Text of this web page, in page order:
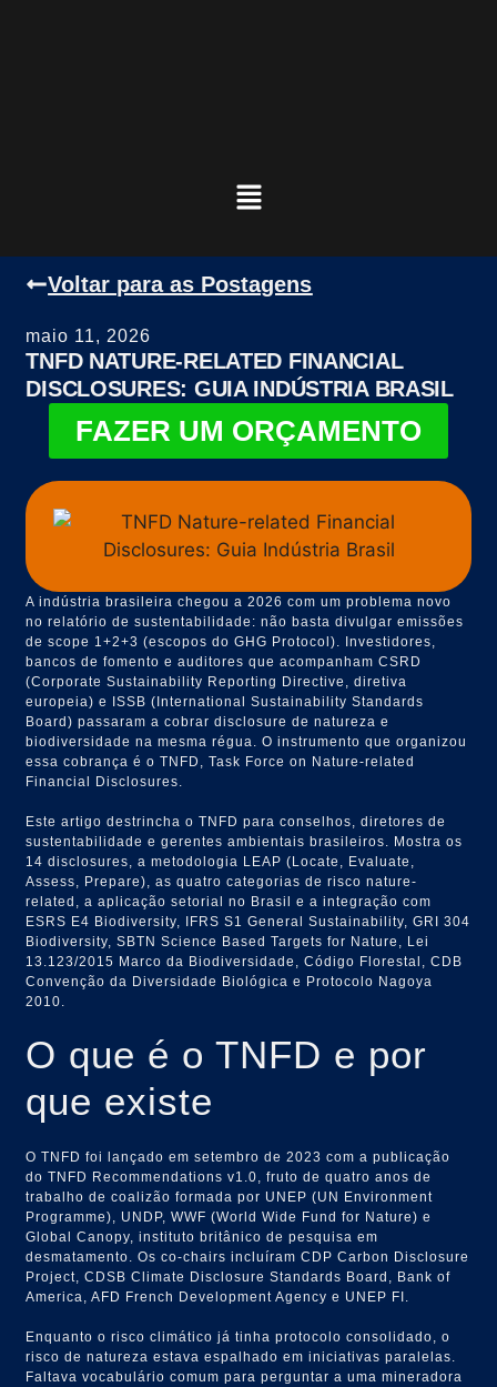
Voltar para as Postagens
maio 11, 2026
TNFD NATURE-RELATED FINANCIAL
DISCLOSURES: GUIA INDÚSTRIA BRASIL
FAZER UM ORÇAMENTO
A indústria brasileira chegou a 2026 com um problema novo
no relatório de sustentabilidade: não basta divulgar emissões
de scope 1+2+3 (escopos do GHG Protocol). Investidores,
bancos de fomento e auditores que acompanham CSRD
(Corporate Sustainability Reporting Directive, diretiva
europeia) e ISSB (International Sustainability Standards
Board) passaram a cobrar disclosure de natureza e
biodiversidade na mesma régua. O instrumento que organizou
essa cobrança é o TNFD, Task Force on Nature-related
Financial Disclosures.
Este artigo destrincha o TNFD para conselhos, diretores de
sustentabilidade e gerentes ambientais brasileiros. Mostra os
14 disclosures, a metodologia LEAP (Locate, Evaluate,
Assess, Prepare), as quatro categorias de risco nature-
related, a aplicação setorial no Brasil e a integração com
ESRS E4 Biodiversity, IFRS S1 General Sustainability, GRI 304
Biodiversity, SBTN Science Based Targets for Nature, Lei
13.123/2015 Marco da Biodiversidade, Código Florestal, CDB
Convenção da Diversidade Biológica e Protocolo Nagoya
2010.
O que é o TNFD e por
que existe
O TNFD foi lançado em setembro de 2023 com a publicação
do TNFD Recommendations v1.0, fruto de quatro anos de
trabalho de coalizão formada por UNEP (UN Environment
Programme), UNDP, WWF (World Wide Fund for Nature) e
Global Canopy, instituto britânico de pesquisa em
desmatamento. Os co-chairs incluíram CDP Carbon Disclosure
Project, CDSB Climate Disclosure Standards Board, Bank of
America, AFD French Development Agency e UNEP FI.
Enquanto o risco climático já tinha protocolo consolidado, o
risco de natureza estava espalhado em iniciativas paralelas.
Faltava vocabulário comum para perguntar a uma mineradora